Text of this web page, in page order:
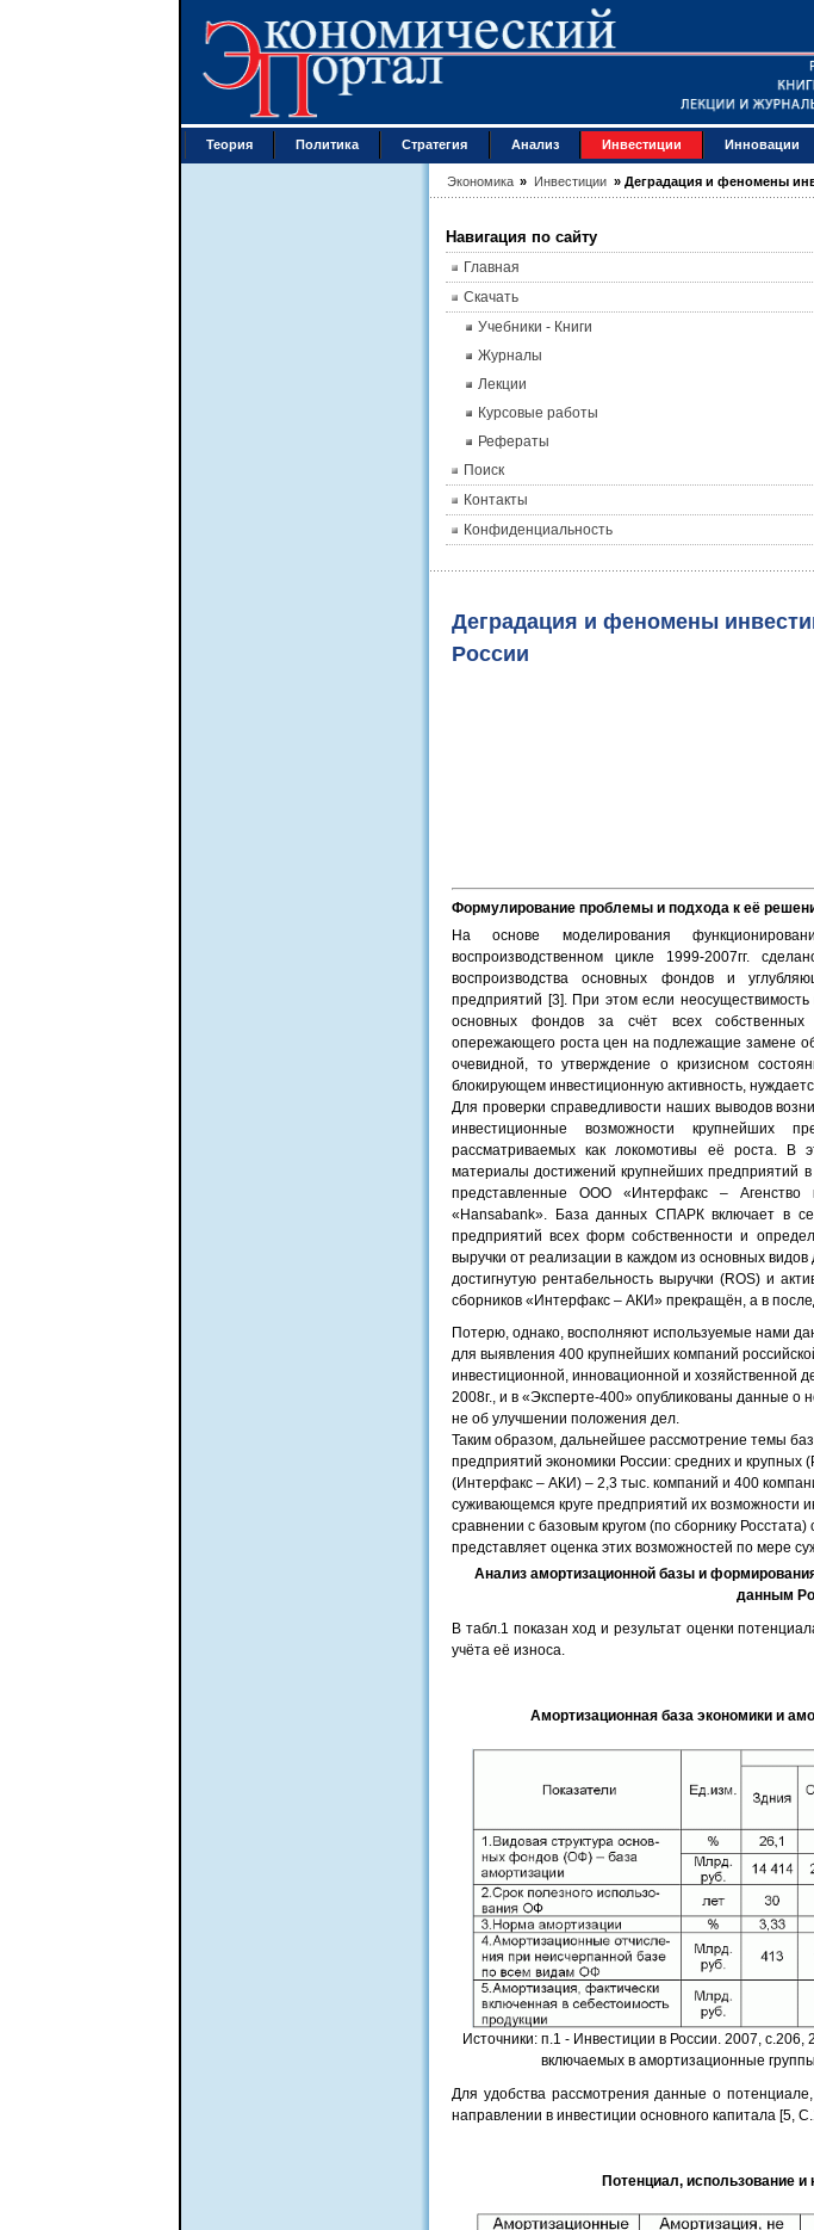
Теория Политика Стратегия Анализ Инвестиции Инновации
Экономика » Инвестиции » Деградация и феномены
Навигация по сайту
Главная
Скачать
Учебники - Книги
Журналы
Лекции
Курсовые работы
Рефераты
Поиск
Контакты
Конфиденциальность
Деградация и феномены
России
Формулирование проблемы и подхода к её
На основе моделирования
воспроизводственном цикле 1999-2007гг.
воспроизводства основных фондов и
предприятий [3]. При этом если неосуществимость
основных фондов за счёт всех
опережающего роста цен на подлежащие замене
очевидной, то утверждение о кризисном
блокирующем инвестиционную активность,
Для проверки справедливости наших выводов
инвестиционные возможности крупнейших
рассматриваемых как локомотивы её роста. В
материалы достижений крупнейших предприятий
представленные ООО «Интерфакс – Агенство
«Hansabank». База данных СПАРК включает в
предприятий всех форм собственности и
выручки от реализации в каждом из основных
достигнутую рентабельность выручки (ROS) и
сборников «Интерфакс – АКИ» прекращён, а в
Потерю, однако, восполняют используемые нами
для выявления 400 крупнейших компаний
инвестиционной, инновационной и хозяйственной
2008г., и в «Эксперте-400» опубликованы данные о
не об улучшении положения дел.
Таким образом, дальнейшее рассмотрение темы
предприятий экономики России: средних и крупных
(Интерфакс – АКИ) – 2,3 тыс. компаний и 400
суживающемся круге предприятий их возможности
сравнении с базовым кругом (по сборнику
представляет оценка этих возможностей по мере
Анализ амортизационной базы и
данным
В табл.1 показан ход и результат оценки
учёта её износа.
Амортизационная база экономики и
Источники: п.1 - Инвестиции в России. 2007,
включаемых в амортизационные
Для удобства рассмотрения данные о
направлении в инвестиции основного капитала [5,
Потенциал, использование и